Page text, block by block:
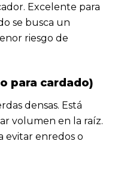
Excelente para
se busca un
riesgo de
para cardado)
densas. Está
volumen en la raíz.
evitar enredos o